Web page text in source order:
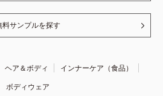
料サンプルを探す
ヘア＆ボディ
インナーケア（食品）
ボディウェア